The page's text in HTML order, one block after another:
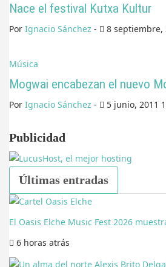
Nace el festival Kutxa Kultur
Por Ignacio Sánchez - 8 septiembre,
Música
Mogwai encabezan el nuevo
Por Ignacio Sánchez - 5 junio, 2011
Publicidad
Últimas entradas
El Oasis Elche Music Fest 2026
6 horas atrás